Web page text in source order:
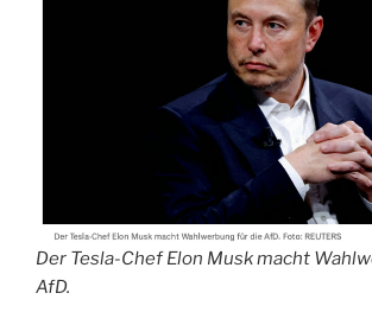
Der Tesla-Chef Elon Musk macht
AfD.